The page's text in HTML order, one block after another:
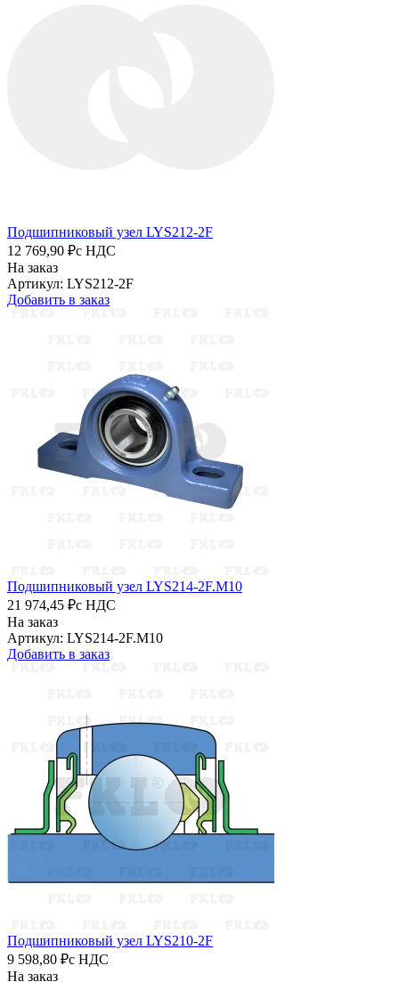
Подшипниковый узел LYS212-2F
12 769,90 ₽с НДС
На заказ
Артикул: LYS212-2F
Добавить в заказ
Подшипниковый узел LYS214-2F.M10
21 974,45 ₽с НДС
На заказ
Артикул: LYS214-2F.M10
Добавить в заказ
Подшипниковый узел LYS210-2F
9 598,80 ₽с НДС
На заказ